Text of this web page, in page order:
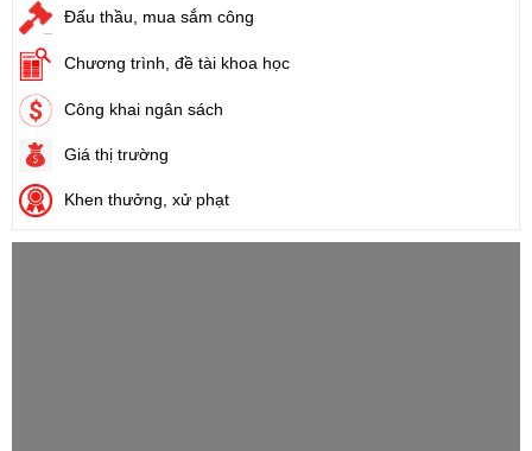
Đấu thầu, mua sắm công
Chương trình, đề tài khoa học
Công khai ngân sách
Giá thị trường
Khen thưởng, xử phạt